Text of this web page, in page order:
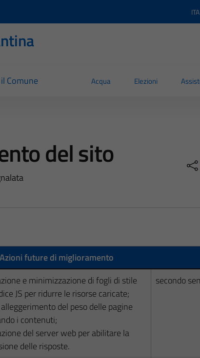
ITA
Comune Acqua Elezioni
del sito
Azioni future di miglioramento
e minimizzazione di fogli di stile
JS per ridurre le risorse caricate;
del peso delle pagine
i contenuti;
del server web per abilitare la
delle risposte.
secondo